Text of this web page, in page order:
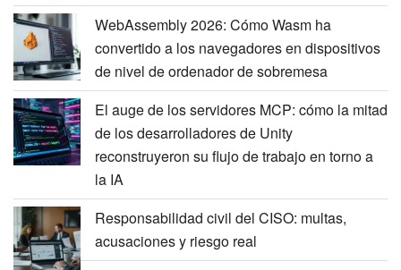
WebAssembly 2026: Cómo Wasm ha
convertido a los navegadores en dispositivos
de nivel de ordenador de sobremesa
El auge de los servidores MCP: cómo la mitad
de los desarrolladores de Unity
reconstruyeron su flujo de trabajo en torno a
la IA
Responsabilidad civil del CISO: multas,
acusaciones y riesgo real